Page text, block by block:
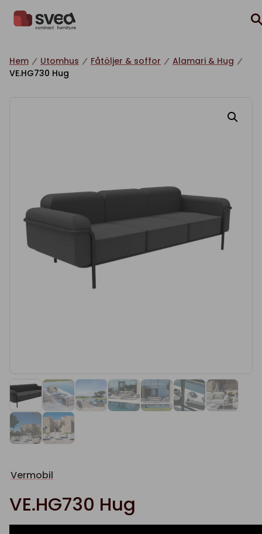
Hem Utomhus Fåtöljer & soffor
Alamari & Hug
VE.HG730 Hug
Vermobil
VE.HG730 Hug